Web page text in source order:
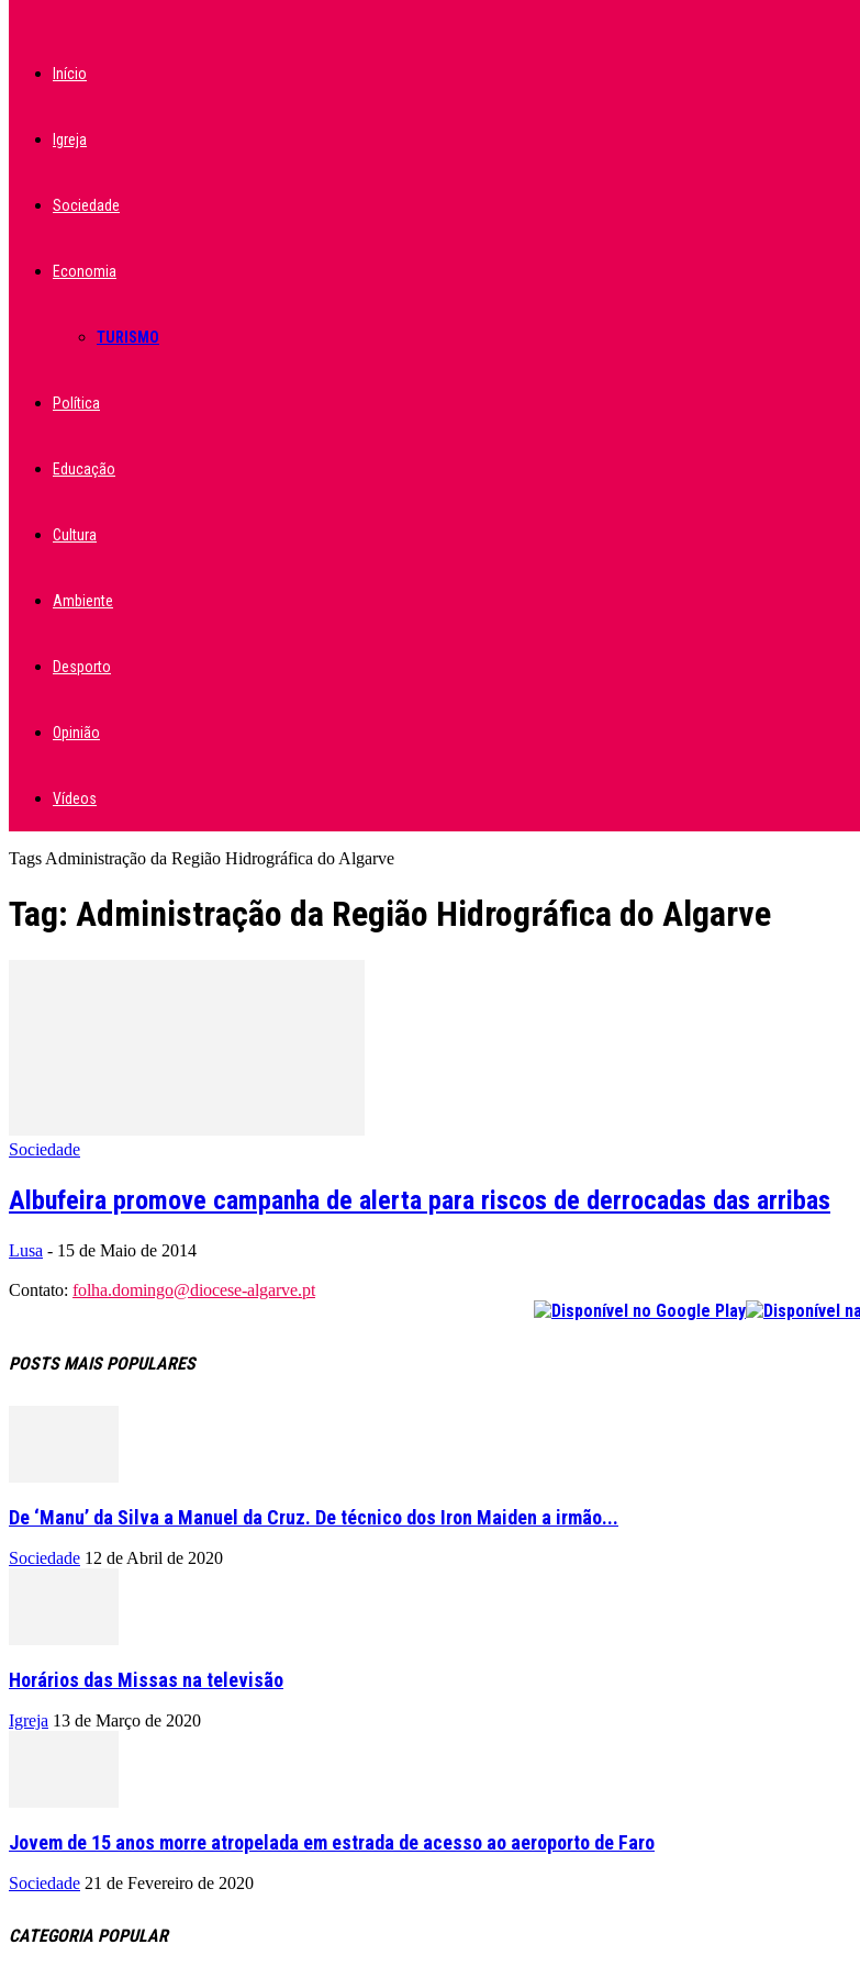
Início
Igreja
Sociedade
Economia
TURISMO
Política
Educação
Cultura
Ambiente
Desporto
Opinião
Vídeos
Tags Administração da Região Hidrográfica do Algarve
Tag: Administração da Região Hidrográfica do Algarve
Sociedade
Albufeira promove campanha de alerta para riscos de derrocadas das arribas
Lusa - 15 de Maio de 2014
Contato: folha.domingo@diocese-algarve.pt
POSTS MAIS POPULARES
De ‘Manu’ da Silva a Manuel da Cruz. De técnico dos Iron Maiden a irmão...
Sociedade 12 de Abril de 2020
Horários das Missas na televisão
Igreja 13 de Março de 2020
Jovem de 15 anos morre atropelada em estrada de acesso ao aeroporto de Faro
Sociedade 21 de Fevereiro de 2020
CATEGORIA POPULAR